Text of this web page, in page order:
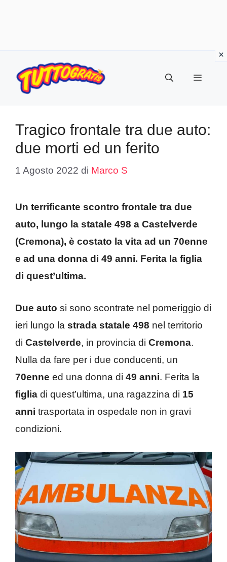
contenuto
Menu
Tragico frontale tra due auto:
due morti ed un ferito
1 Agosto 2022 di Marco S
Un terrificante scontro frontale tra due
auto, lungo la statale 498 a Castelverde
(Cremona), è costato la vita ad un 70enne
e ad una donna di 49 anni. Ferita la figlia
di quest’ultima.
Due auto si sono scontrate nel pomeriggio di
ieri lungo la strada statale 498 nel territorio
di Castelverde, in provincia di Cremona.
Nulla da fare per i due conducenti, un
70enne ed una donna di 49 anni. Ferita la
figlia di quest’ultima, una ragazzina di 15
anni trasportata in ospedale non in gravi
condizioni.